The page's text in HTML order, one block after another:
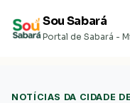
para
Sou Sabará
Portal de Sabará -
NOTÍCIAS DA CIDADE